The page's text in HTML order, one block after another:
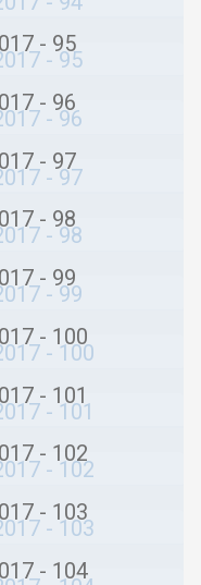
- 95
- 96
- 97
- 98
- 99
- 100
- 101
- 102
- 103
- 104